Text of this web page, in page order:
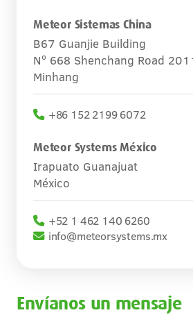
Meteor Sistemas China
B67 Guanjie Building
Nº 668 Shenchang Road
Minhang
+86 152 2199 6072
Meteor Systems México
Irapuato Guanajuat
México
+52 1 462 140 6260
info@meteorsystems.mx
Envíanos un mensaje